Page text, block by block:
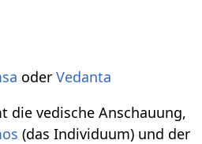
oder Vedanta
die vedische Anschauung,
(das Individuum) und der